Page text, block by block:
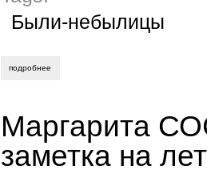
Были-небылицы
подробнее
Маргарита
заметка на